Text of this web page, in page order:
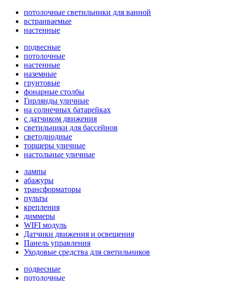
потолочные светильники для ванной
встраиваемые
настенные
подвесные
потолочные
настенные
наземные
грунтовые
фонарные столбы
Гирлянды уличные
на солнечных батарейках
с датчиком движения
светильники для бассейнов
светодиодные
торшеры уличные
настольные уличные
лампы
абажуры
трансформаторы
пульты
крепления
диммеры
WIFI модуль
Датчики движения и освещения
Панель управления
Уходовые средства для светильников
подвесные
потолочные